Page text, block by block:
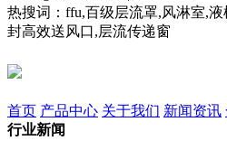
热搜词：ffu,百级层流罩,风淋室,
封高效送风口,层流传递窗
首页 产品中心 关于我们 新闻资讯
行业新闻